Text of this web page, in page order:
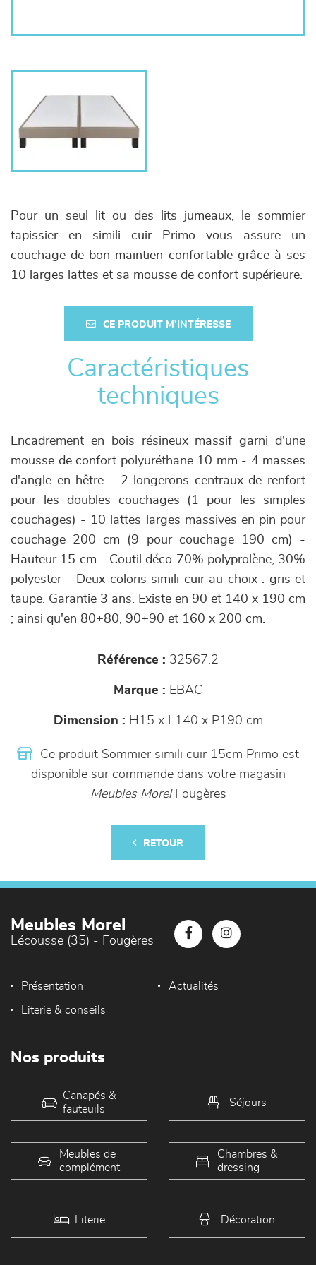
Pour un seul lit ou des lits jumeaux, le sommier
tapissier en simili cuir Primo vous assure un
couchage de bon maintien confortable grâce à ses
10 larges lattes et sa mousse de confort supérieure.
CE PRODUIT M'INTÉRESSE
Caractéristiques
techniques
Encadrement en bois résineux massif garni d'une
mousse de confort polyuréthane 10 mm - 4 masses
d'angle en hêtre - 2 longerons centraux de renfort
pour les doubles couchages (1 pour les simples
couchages) - 10 lattes larges massives en pin pour
couchage 200 cm (9 pour couchage 190 cm) -
Hauteur 15 cm - Coutil déco 70% polyprolène, 30%
polyester - Deux coloris simili cuir au choix : gris et
taupe. Garantie 3 ans. Existe en 90 et 140 x 190 cm
; ainsi qu'en 80+80, 90+90 et 160 x 200 cm.
Référence : 32567.2
Marque : EBAC
Dimension : H15 x L140 x P190 cm
Ce produit Sommier simili cuir 15cm Primo est
disponible sur commande dans votre magasin
Meubles MorelFougères
RETOUR
Meubles Morel
Lécousse (35) - Fougères
Présentation Actualités
Literie & conseils
Nos produits
Canapés &
fauteuils
Séjours
Meubles de
complément
Chambres &
dressing
Literie Décoration